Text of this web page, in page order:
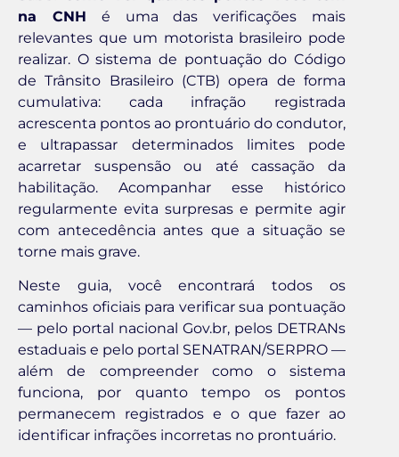
na CNH é uma das verificações mais
relevantes que um motorista brasileiro pode
realizar. O sistema de pontuação do Código
de Trânsito Brasileiro (CTB) opera de forma
cumulativa: cada infração registrada
acrescenta pontos ao prontuário do condutor,
e ultrapassar determinados limites pode
acarretar suspensão ou até cassação da
habilitação. Acompanhar esse histórico
regularmente evita surpresas e permite agir
com antecedência antes que a situação se
torne mais grave.
Neste guia, você encontrará todos os
caminhos oficiais para verificar sua pontuação
— pelo portal nacional Gov.br, pelos DETRANs
estaduais e pelo portal SENATRAN/SERPRO —
além de compreender como o sistema
funciona, por quanto tempo os pontos
permanecem registrados e o que fazer ao
identificar infrações incorretas no prontuário.